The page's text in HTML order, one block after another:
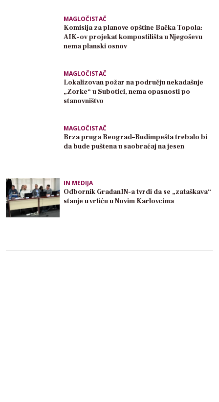
MAGLOČISTAČ
Komisija za planove opštine Bačka Topola:
AIK-ov projekat kompostilišta u Njegoševu
nema planski osnov
MAGLOČISTAČ
Lokalizovan požar na području nekadašnje
„Zorke“ u Subotici, nema opasnosti po
stanovništvo
MAGLOČISTAČ
Brza pruga Beograd–Budimpešta trebalo bi
da bude puštena u saobraćaj na jesen
IN MEDIJA
Odbornik GrađanIN-a tvrdi da se „zataškava“
stanje u vrtiću u Novim Karlovcima